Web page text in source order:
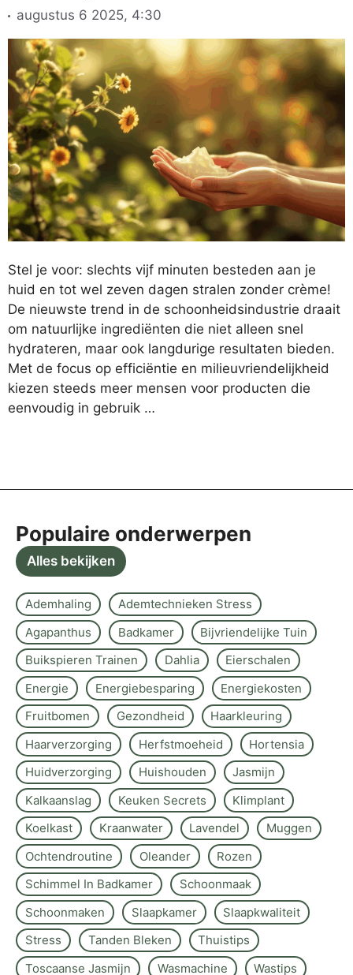
augustus 6 2025, 4:30
Stel je voor: slechts vijf minuten besteden aan je
huid en tot wel zeven dagen stralen zonder crème!
De nieuwste trend in de schoonheidsindustrie draait
om natuurlijke ingrediënten die niet alleen snel
hydrateren, maar ook langdurige resultaten bieden.
Met de focus op efficiëntie en milieuvriendelijkheid
kiezen steeds meer mensen voor producten die
eenvoudig in gebruik …
Populaire onderwerpen
Alles bekijken
Ademhaling
Ademtechnieken Stress
Agapanthus
Badkamer
Bijvriendelijke Tuin
Buikspieren Trainen
Dahlia
Eierschalen
Energie
Energiebesparing
Energiekosten
Fruitbomen
Gezondheid
Haarkleuring
Haarverzorging
Herfstmoeheid
Hortensia
Huidverzorging
Huishouden
Jasmijn
Kalkaanslag
Keuken Secrets
Klimplant
Koelkast
Kraanwater Lavendel
Muggen
Ochtendroutine
Oleander
Rozen
Schimmel In Badkamer
Schoonmaak
Schoonmaken
Slaapkamer
Slaapkwaliteit
Stress
Tanden Bleken
Thuistips
Toscaanse Jasmijn
Wasmachine Wastips